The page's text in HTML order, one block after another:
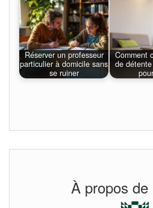
Réserver un professeur
particulier à domicile sans
se ruiner
Comment
de
À propos de